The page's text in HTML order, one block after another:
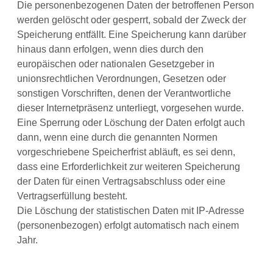
Die personenbezogenen Daten der betroffenen Person
werden gelöscht oder gesperrt, sobald der Zweck der
Speicherung entfällt. Eine Speicherung kann darüber
hinaus dann erfolgen, wenn dies durch den
europäischen oder nationalen Gesetzgeber in
unionsrechtlichen Verordnungen, Gesetzen oder
sonstigen Vorschriften, denen der Verantwortliche
dieser Internetpräsenz unterliegt, vorgesehen wurde.
Eine Sperrung oder Löschung der Daten erfolgt auch
dann, wenn eine durch die genannten Normen
vorgeschriebene Speicherfrist abläuft, es sei denn,
dass eine Erforderlichkeit zur weiteren Speicherung
der Daten für einen Vertragsabschluss oder eine
Vertragserfüllung besteht.
Die Löschung der statistischen Daten mit IP-Adresse
(personenbezogen) erfolgt automatisch nach einem
Jahr.